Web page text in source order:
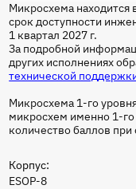
Микросхема находится
срок доступности
1 квартал 2027 г.
За подробной
других исполнениях
технической
Микросхема 1-го
микросхем именно 1-
количество баллов
Корпус:
ESOP-8